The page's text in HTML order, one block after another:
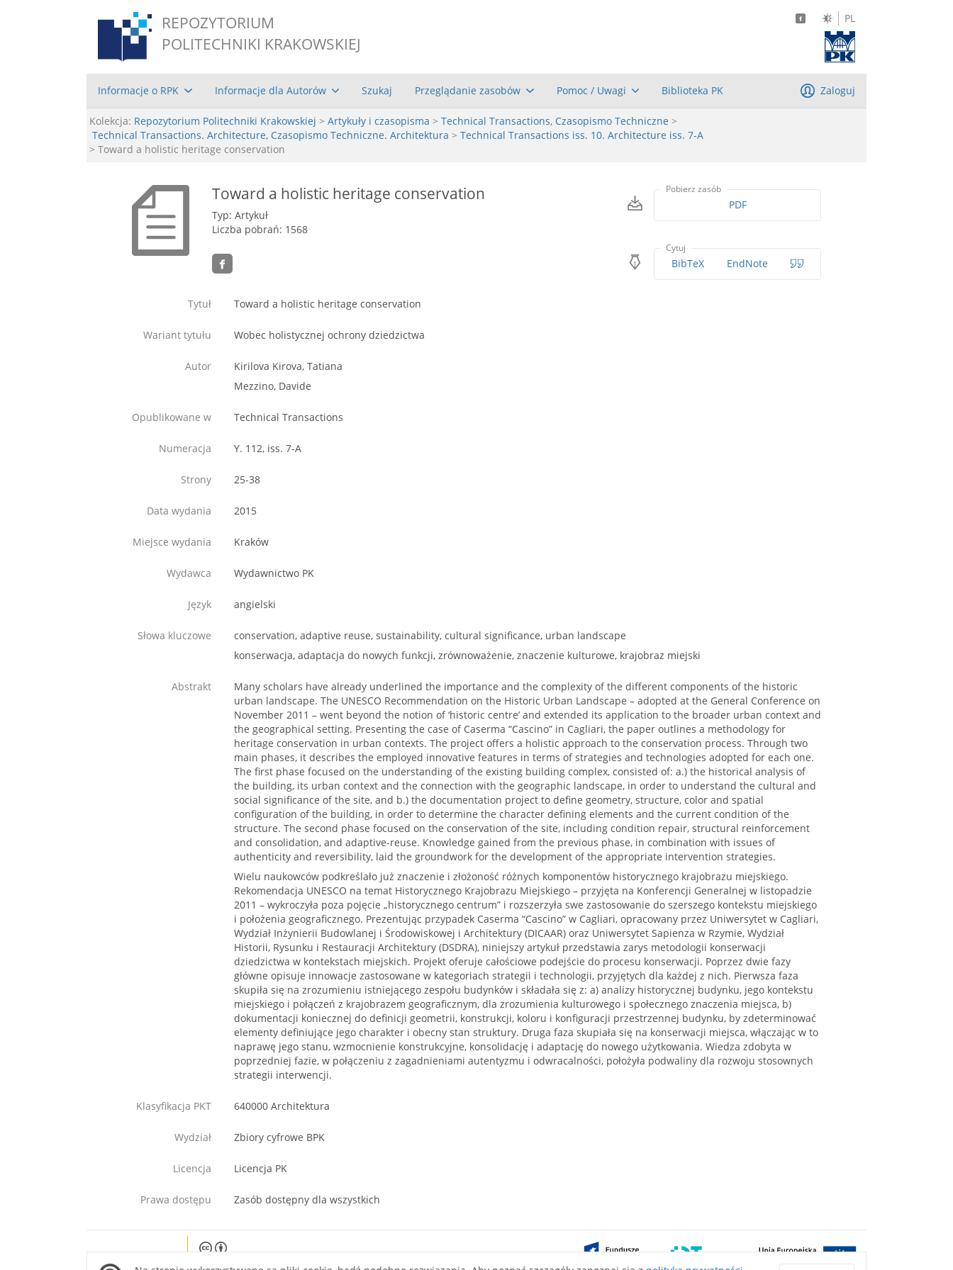
REPOZYTORIUM
POLITECHNIKI KRAKOWSKIEJ
PL
Informacje o RPK Informacje dla Autorów Szukaj Przeglądanie zasobów Pomoc / Uwagi Biblioteka PK Zaloguj
Kolekcja: Repozytorium Politechniki Krakowskiej > Artykuły i czasopisma > Technical Transactions, Czasopismo Techniczne >
Technical Transactions. Architecture, Czasopismo Techniczne. Architektura > Technical Transactions iss. 10. Architecture iss. 7-A
> Toward a holistic heritage conservation
Toward a holistic heritage conservation
Typ: Artykuł
Liczba pobrań: 1568
Pobierz zasób
PDF
Cytuj
BibTeX EndNote
Tytuł Toward a holistic heritage conservation
Wariant tytułu Wobec holistycznej ochrony dziedzictwa
Autor
Kirilova Kirova, Tatiana
Mezzino, Davide
Opublikowane w Technical Transactions
Numeracja Y. 112, iss. 7-A
Strony 25-38
Data wydania 2015
Miejsce wydania Kraków
Wydawca Wydawnictwo PK
Język angielski
Słowa kluczowe
conservation, adaptive reuse, sustainability, cultural significance, urban landscape
konserwacja, adaptacja do nowych funkcji, zrównoważenie, znaczenie kulturowe, krajobraz miejski
Abstrakt
Many scholars have already underlined the importance and the complexity of the different components of the historic
urban landscape. The UNESCO Recommendation on the Historic Urban Landscape – adopted at the General Conference on
November 2011 – went beyond the notion of ‘historic centre’ and extended its application to the broader urban context and
the geographical setting. Presenting the case of Caserma “Cascino” in Cagliari, the paper outlines a methodology for
heritage conservation in urban contexts. The project offers a holistic approach to the conservation process. Through two
main phases, it describes the employed innovative features in terms of strategies and technologies adopted for each one.
The first phase focused on the understanding of the existing building complex, consisted of: a.) the historical analysis of
the building, its urban context and the connection with the geographic landscape, in order to understand the cultural and
social significance of the site, and b.) the documentation project to define geometry, structure, color and spatial
configuration of the building, in order to determine the character defining elements and the current condition of the
structure. The second phase focused on the conservation of the site, including condition repair, structural reinforcement
and consolidation, and adaptive-reuse. Knowledge gained from the previous phase, in combination with issues of
authenticity and reversibility, laid the groundwork for the development of the appropriate intervention strategies.
Wielu naukowców podkreślało już znaczenie i złożoność różnych komponentów historycznego krajobrazu miejskiego.
Rekomendacja UNESCO na temat Historycznego Krajobrazu Miejskiego – przyjęta na Konferencji Generalnej w listopadzie
2011 – wykroczyła poza pojęcie „historycznego centrum” i rozszerzyła swe zastosowanie do szerszego kontekstu miejskiego
i położenia geograficznego. Prezentując przypadek Caserma “Cascino” w Cagliari, opracowany przez Uniwersytet w Cagliari,
Wydział Inżynierii Budowlanej i Środowiskowej i Architektury (DICAAR) oraz Uniwersytet Sapienza w Rzymie, Wydział
Historii, Rysunku i Restauracji Architektury (DSDRA), niniejszy artykuł przedstawia zarys metodologii konserwacji
dziedzictwa w kontekstach miejskich. Projekt oferuje całościowe podejście do procesu konserwacji. Poprzez dwie fazy
główne opisuje innowacje zastosowane w kategoriach strategii i technologii, przyjętych dla każdej z nich. Pierwsza faza
skupiła się na zrozumieniu istniejącego zespołu budynków i składała się z: a) analizy historycznej budynku, jego kontekstu
miejskiego i połączeń z krajobrazem geograficznym, dla zrozumienia kulturowego i społecznego znaczenia miejsca, b)
dokumentacji koniecznej do definicji geometrii, konstrukcji, koloru i konfiguracji przestrzennej budynku, by zdeterminować
elementy definiujące jego charakter i obecny stan struktury. Druga faza skupiała się na konserwacji miejsca, włączając w to
naprawę jego stanu, wzmocnienie konstrukcyjne, konsolidację i adaptację do nowego użytkowania. Wiedza zdobyta w
poprzedniej fazie, w połączeniu z zagadnieniami autentyzmu i odwracalności, położyła podwaliny dla rozwoju stosownych
strategii interwencji.
Klasyfikacja PKT 640000 Architektura
Wydział Zbiory cyfrowe BPK
Licencja Licencja PK
Prawa dostępu Zasób dostępny dla wszystkich